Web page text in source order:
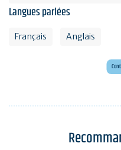
Langues parlées
Français Anglais
Maxi mini golf 26